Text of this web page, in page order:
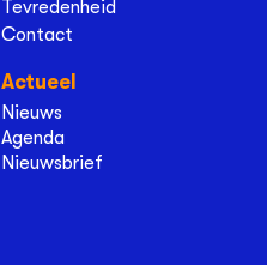
Tevredenheid
Contact
Actueel
Nieuws
Agenda
Nieuwsbrief